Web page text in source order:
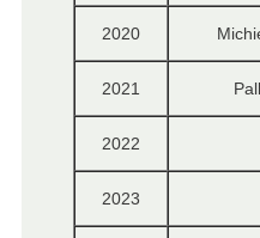
2020
2021
2022
2023